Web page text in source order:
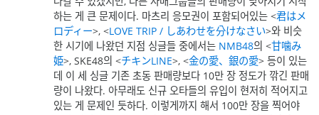
하는 게 큰 문제이다. 마츠리 응모권이 포함되어있는 <君はメ
ロディー>, <LOVE TRIP / しあわせを分けなさい>와 비슷
한 시기에 나왔던 지점 싱글들 중에서는 NMB48의 <甘噛み
姫>, SKE48의 <チキンLINE>, <金の愛、銀の愛> 등이 있는
데 이 세 싱글 기존 초동 판매량보다 10만 장 정도가 깎긴 판매
량이 나왔다. 아무래도 신규 오타들의 유입이 현저히 적어지고
있는 게 문제인 듯하다. 이렇게까지 해서 100만 장을 찍어야